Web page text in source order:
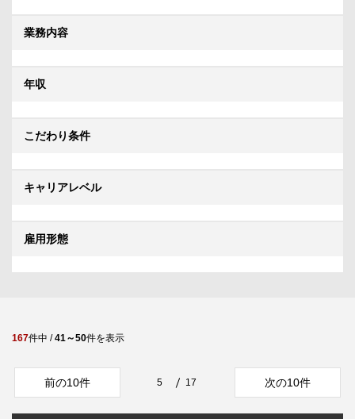
業務内容
年収
こだわり条件
キャリアレベル
雇用形態
167件中 /41～50件を表示
前の10件 5 17 次の10件